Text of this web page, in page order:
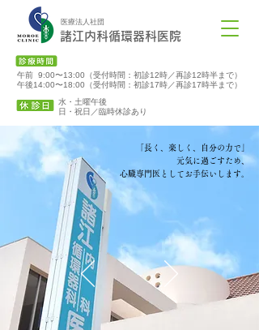
医療法人社団
諸江内科循環器科医院
午前 9:00〜13:00（受付時間：初診12時／再診12時半まで）
午後14:00〜18:00（受付時間：初診17時／再診17時半まで）
水・土曜午後
​日・祝日／臨時休診あり
「長く、楽しく、自分の力で」
元気に過ごすため、
心臓専門医としてお手伝いします。